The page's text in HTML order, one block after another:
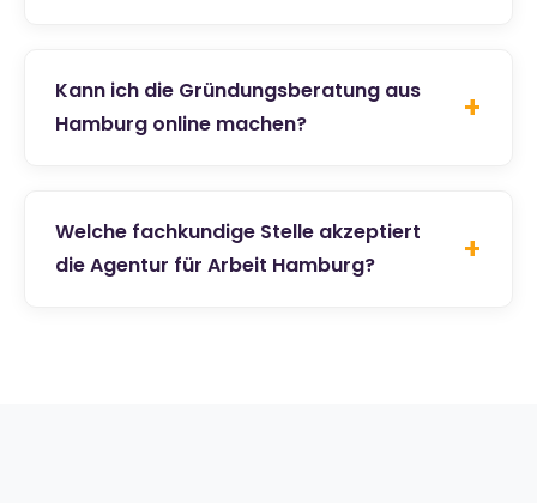
Kann ich die Gründungsberatung aus
Hamburg online machen?
+
Welche fachkundige Stelle akzeptiert
die Agentur für Arbeit Hamburg?
+